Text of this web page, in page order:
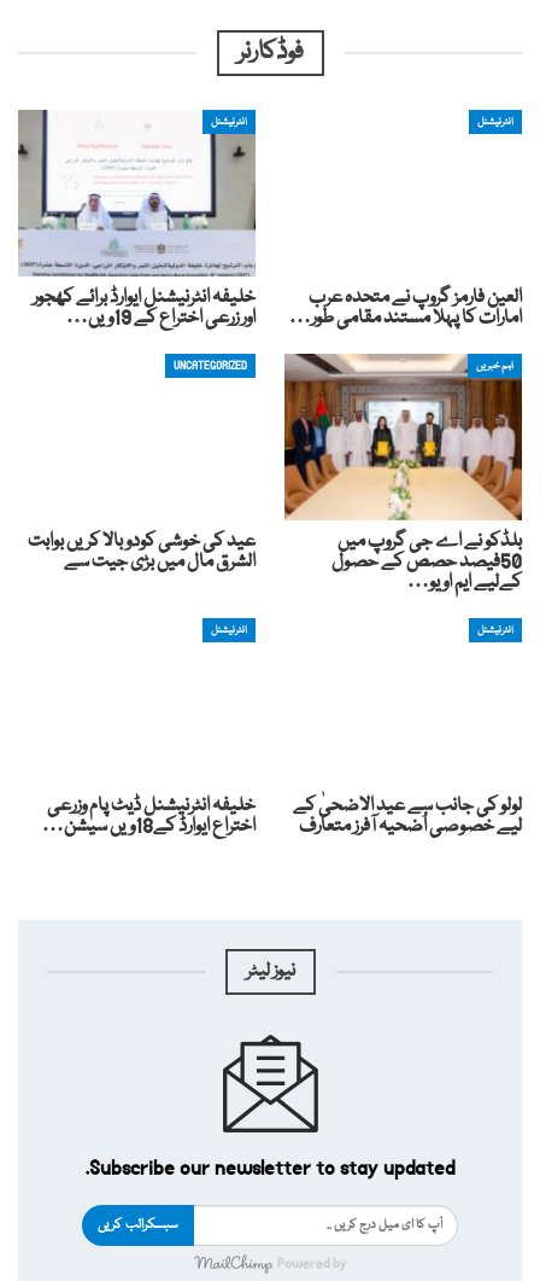
فوڈکارنر
انٹرنیشنل
العین فارمز گروپ نے متحدہ عرب
امارات کا پہلا مستند مقامی طور…
انٹرنیشنل
خلیفہ انٹرنیشنل ایوارڈ برائے کھجور
اور زرعی اختراع کے 19ویں…
اہم خبریں
بلڈکو نے اے جی گروپ میں
50فیصد حصص کے حصول
کےلیے ایم او یو…
UNCATEGORIZED
عید کی خوشی کودوبالا کریں بوابت
الشرق مال میں بڑی جیت سے
انٹرنیشنل
لولو کی جانب سے عید الاضحیٰ کے
لیے خصوصی اُضحیہ آفرز متعارف
انٹرنیشنل
خلیفہ انٹرنیشنل ڈیٹ پام وزرعی
اختراع ایوارڈ کے18ویں سیشن…
نیوز لیٹر
Subscribe our newsletter to stay updated.
سبسکرائب کریں
Powered by